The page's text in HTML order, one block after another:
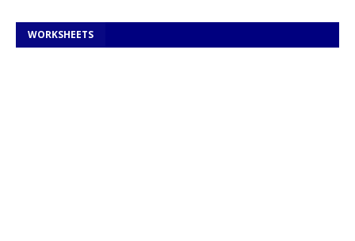
WORKSHEETS